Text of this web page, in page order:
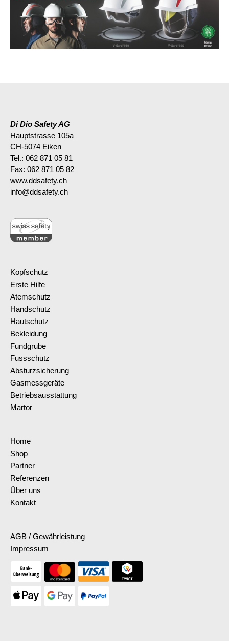
Di Dio Safety AG
Hauptstrasse 105a
CH-5074 Eiken
Tel.: 062 871 05 81
Fax: 062 871 05 82
www.ddsafety.ch
info@ddsafety.ch
Kopfschutz
Erste Hilfe
Atemschutz
Handschutz
Hautschutz
Bekleidung
Fundgrube
Fussschutz
Absturzsicherung
Gasmessgeräte
Betriebsausstattung
Martor
Home
Shop
Partner
Referenzen
Über uns
Kontakt
AGB / Gewährleistung
Impressum